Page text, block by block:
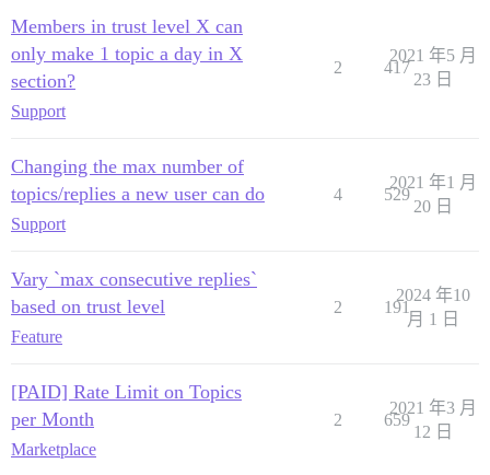
Members in trust level X can
only make 1 topic a day in X
section?
Support
2 417
2021 年5 月
23 日
Changing the max number of
topics/replies a new user can do
Support
4 529
2021 年1 月
20 日
Vary `max consecutive replies`
based on trust level
Feature
2 191
2024 年10
月 1 日
[PAID] Rate Limit on Topics
per Month
Marketplace
2 659
2021 年3 月
12 日